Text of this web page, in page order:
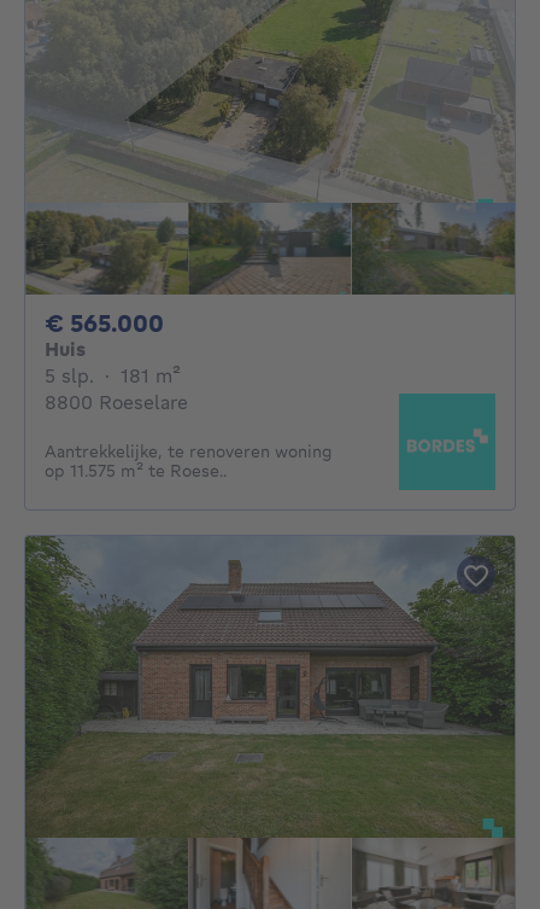
€ 565.000
Huis
5 slp. 5 slaapkamers
· 181 m²
8800 Roeselare
Aantrekkelijke, te renoveren woning
op 11.575 m² te Roese..